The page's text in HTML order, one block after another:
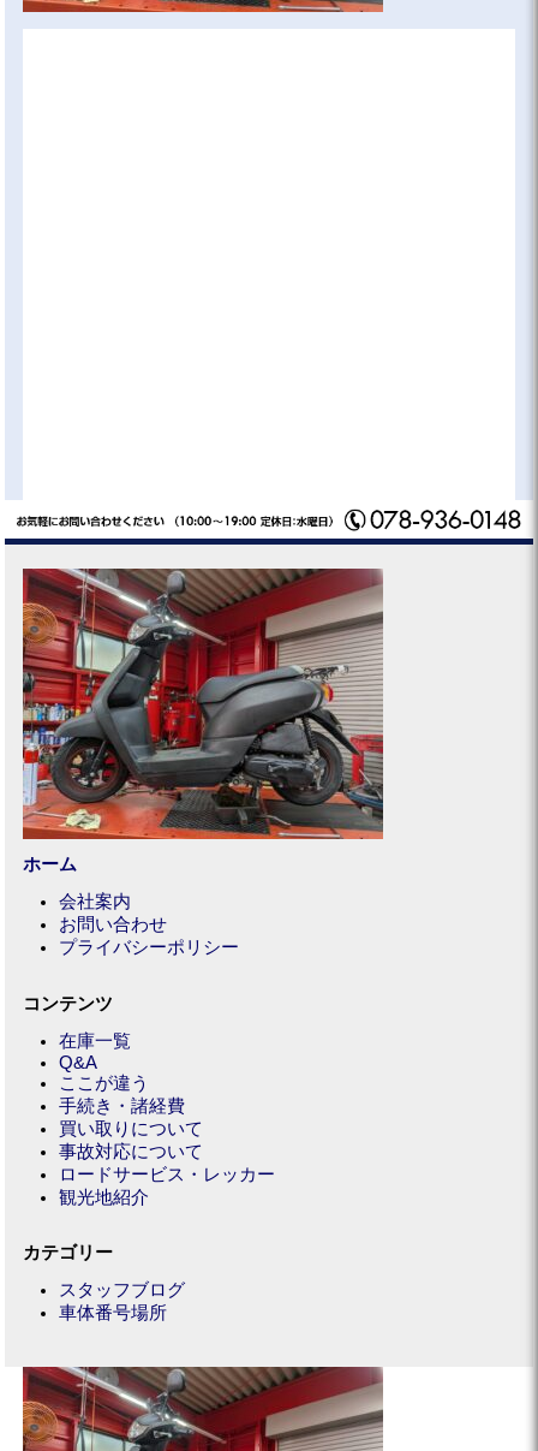
ホーム
会社案内
お問い合わせ
プライバシーポリシー
コンテンツ
在庫一覧
Q&A
ここが違う
手続き・諸経費
買い取りについて
事故対応について
ロードサービス・レッカー
観光地紹介
カテゴリー
スタッフブログ
車体番号場所